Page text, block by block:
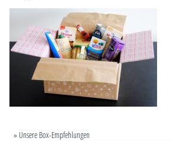
» Unsere Box-Empfehlungen